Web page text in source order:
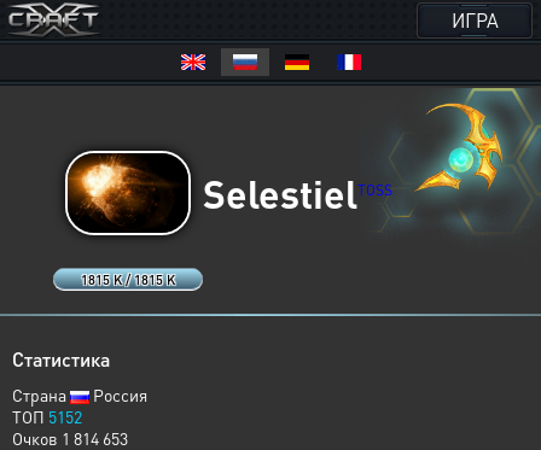
ИГРА
1815 K / 1815 K
SelestielTOSS
Статистика
Страна
Россия
ТОП 5152
Очков 1 814 653